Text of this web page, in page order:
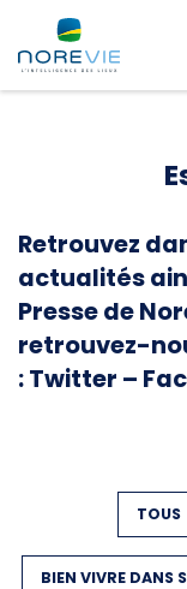
Retrouvez
actualités
Presse de
retrouvez-
:Twitter –
FILTER
TOUS
FILTER BY
BIEN VIVRE DANS